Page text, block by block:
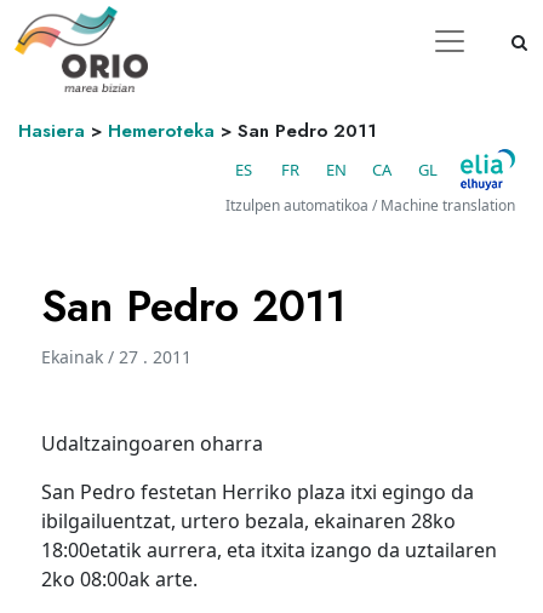
Hasiera > Hemeroteka > San Pedro 2011
ES FR EN CA GL
Itzulpen automatikoa / Machine translation
San Pedro 2011
Ekainak / 27 . 2011
Udaltzaingoaren oharra
San Pedro festetan Herriko plaza itxi egingo da
ibilgailuentzat, urtero bezala, ekainaren 28ko
18:00etatik aurrera, eta itxita izango da uztailaren
2ko 08:00ak arte.